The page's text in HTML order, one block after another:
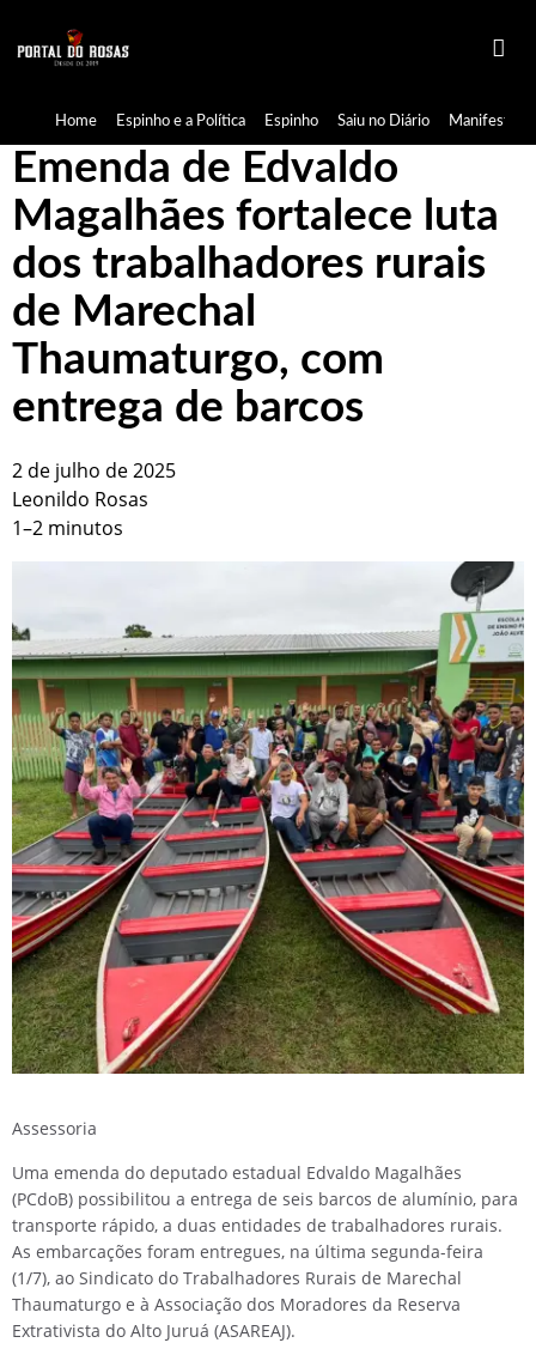
Home Espinho e a Política Espinho Saiu no Diário
Emenda de Edvaldo
Magalhães fortalece luta
dos trabalhadores rurais
de Marechal
Thaumaturgo, com
entrega de barcos
2 de julho de 2025
Leonildo Rosas
1–2 minutos
Assessoria
Uma emenda do deputado estadual Edvaldo Magalhães
(PCdoB) possibilitou a entrega de seis barcos de alumínio, para
transporte rápido, a duas entidades de trabalhadores rurais.
As embarcações foram entregues, na última segunda-feira
(1/7), ao Sindicato do Trabalhadores Rurais de Marechal
Thaumaturgo e à Associação dos Moradores da Reserva
Extrativista do Alto Juruá (ASAREAJ).